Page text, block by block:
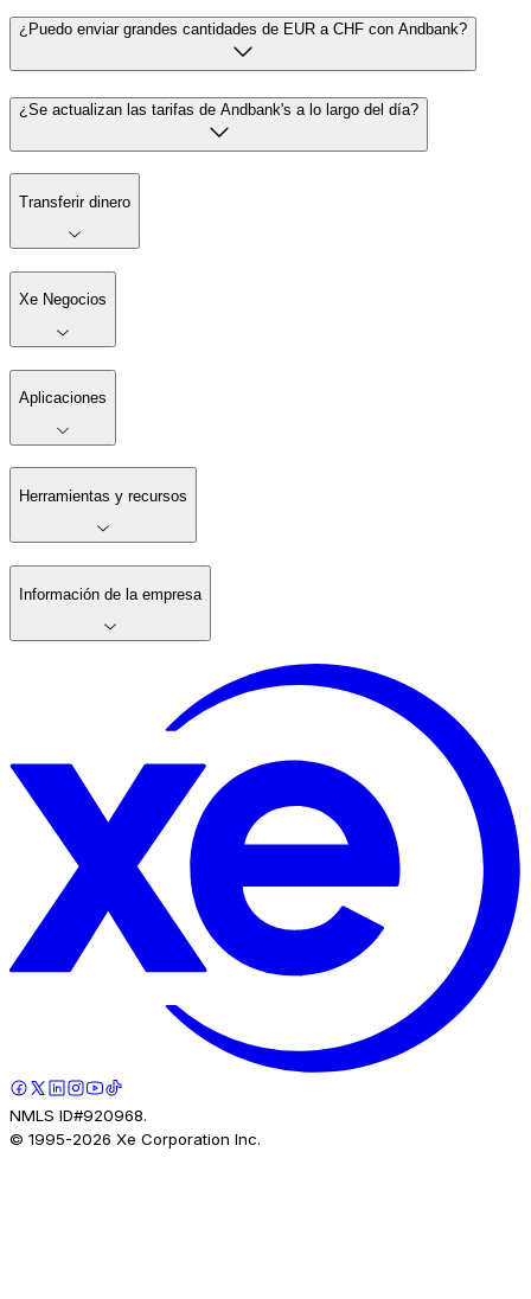
¿Puedo enviar grandes cantidades de EUR a CHF con Andbank?
¿Se actualizan las tarifas de Andbank's a lo largo del día?
Transferir dinero
Xe Negocios
Aplicaciones
Herramientas y recursos
Información de la empresa
NMLS ID#920968.
© 1995-2026 Xe Corporation Inc.